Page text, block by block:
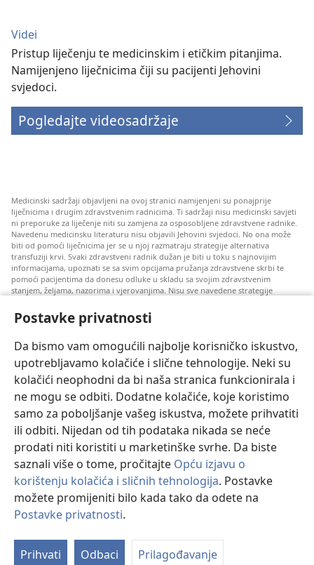
Postavke privatnosti
Da bismo vam omogućili najbolje korisničko iskustvo,
upotrebljavamo kolačiće i slične tehnologije. Neki su
kolačići neophodni da bi naša stranica funkcionirala i
ne mogu se odbiti. Dodatne kolačiće, koje koristimo
samo za poboljšanje vašeg iskustva, možete prihvatiti
ili odbiti. Nijedan od tih podataka nikada se neće
prodati niti koristiti u marketinške svrhe. Da biste
saznali više o tome, pročitajte Opću izjavu o
korištenju kolačića i sličnih tehnologija. Postavke
možete promijeniti bilo kada tako da odete na
Postavke privatnosti.
Prihvati Odbaci Prilagođavanje
Videi
Pristup liječenju te medicinskim i etičkim pitanjima.
Namijenjeno liječnicima čiji su pacijenti Jehovini
svjedoci.
Pogledajte videosadržaje
Medicinski sadržaji objavljeni na ovoj stranici namijenjeni su ponajprije
liječnicima i drugim zdravstvenim radnicima. Ti sadržaji nisu medicinski savjeti
ni preporuke za liječenje niti su zamjena za osposobljene zdravstvene radnike.
Navedenu medicinsku literaturu nisu objavili Jehovini svjedoci. No ona može
biti od pomoći liječnicima jer se u njoj razmatraju strategije alternativa
transfuziji krvi. Svaki zdravstveni radnik dužan je biti u toku s najnovijim
informacijama, upoznati se sa svim opcijama pružanja zdravstvene skrbi te
pomoći pacijentima da donesu odluke u skladu sa svojim zdravstvenim
stanjem, željama, nazorima i vjerovanjima. Nisu sve navedene strategije
Napomena pacijentima: Ako trebate savjet oko svog zdravstvenog stanja i
radnicima. Pomoć liječnika zatražite ako sumnjate da ste oboljeli.
Korištenje ove stranice podliježe uvjetima korištenja.
Postavke prikaza
Copyright© 2026 Watch Tower Bible and Tract Society of Pennsylvania.
UVJETI KORIŠTENJA|